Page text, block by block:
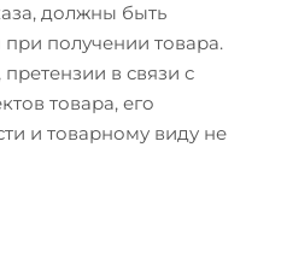
должны быть
получении товара.
в связи с
товара, его
и товарному виду не